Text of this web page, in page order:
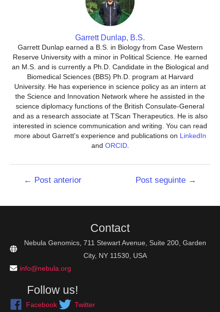
Garrett Dunlap, B.S.
Garrett Dunlap earned a B.S. in Biology from Case Western
Reserve University with a minor in Political Science. He earned
an M.S. and is currently a Ph.D. Candidate in the Biological and
Biomedical Sciences (BBS) Ph.D. program at Harvard
University. He has experience in science policy as an intern at
the Science and Innovation Network where he assisted in the
science diplomacy functions of the British Consulate-General
and as a research associate at TScan Therapeutics. He is also
interested in science communication and writing. You can read
more about Garrett's experience and publications on LinkedIn
and ORCID.
Navegação
← Post anterior Post seguinte →
Contact
Nebula Genomics, 711 Stewart Avenue, Suite 200, Garden
City, NY 11530, USA
info@nebula.org
Follow us!
Facebook Twitter